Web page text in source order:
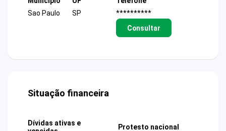
Sao Paulo
SP
**********
Consultar
Situação financeira
Dívidas ativas e
Protesto nacional